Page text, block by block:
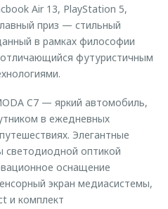
Air 13, PlayStation 5,
приз — стильный
в рамках философии
футуристичным
C7 — яркий автомобиль,
в ежедневных
Элегантные
светодиодной оптикой
оснащение
экран медиасистемы,
и комплект